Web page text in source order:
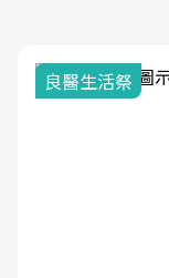
良醫生活祭